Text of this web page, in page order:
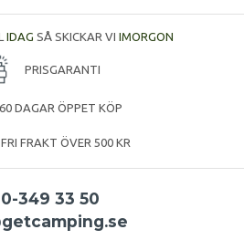
IDAG SÅ SKICKAR VI IMORGON
PRISGARANTI
60 DAGAR ÖPPET KÖP
FRI FRAKT ÖVER 500 KR
349 33 50